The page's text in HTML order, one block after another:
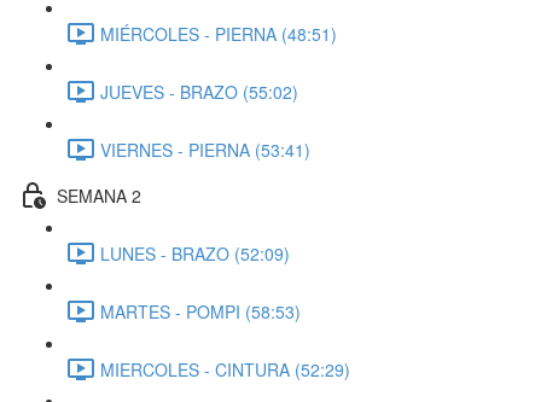
MIÉRCOLES - PIERNA (48:51)
JUEVES - BRAZO (55:02)
VIERNES - PIERNA (53:41)
SEMANA 2
LUNES - BRAZO (52:09)
MARTES - POMPI (58:53)
MIERCOLES - CINTURA (52:29)